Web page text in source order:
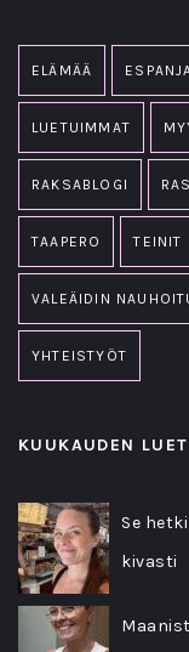
ELÄMÄÄ
LUETUIMMAT
RAKSABLOGI
TAAPERO TEINIT
VALEÄIDIN
YHTEISTYÖT
KUUKAUDEN
Se
kivasti